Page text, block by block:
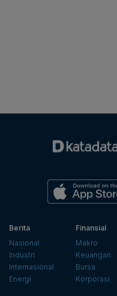
Berita
Nasional
Industri
Internasional
Energi
Finansial
Makro
Keuangan
Bursa
Korporasi